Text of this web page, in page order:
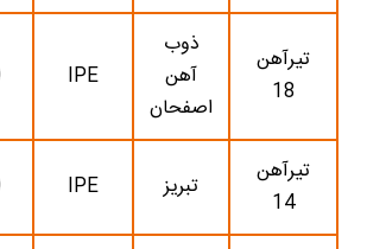
تیرآهن
18
ذوب
آهن
اصفحان
IPE
تیرآهن
14
تبریز IPE